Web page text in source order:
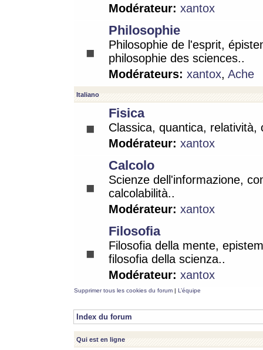
Modérateur: xantox
Philosophie
Philosophie de l'esprit,
philosophie des sciences..
Modérateurs: xantox, Ache
Italiano
Fisica
Classica, quantica, relatività,
Modérateur: xantox
Calcolo
Scienze dell'informazione,
calcolabilità..
Modérateur: xantox
Filosofia
Filosofia della mente,
filosofia della scienza..
Modérateur: xantox
Supprimer tous les cookies du forum | L’équipe
Index du forum
Qui est en ligne